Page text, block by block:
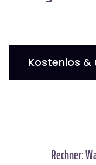
Kostenlos &
Rechner: